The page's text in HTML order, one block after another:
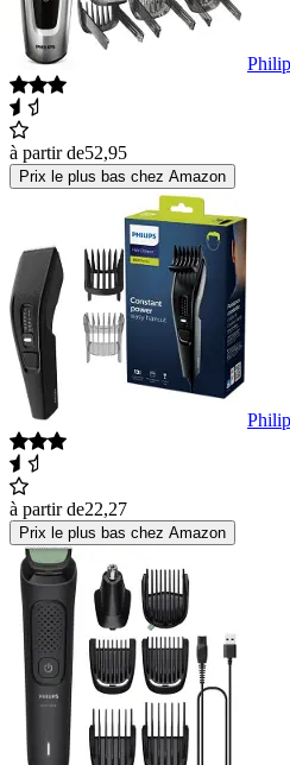
à partir de52,95
Prix le plus bas chez Amazon
à partir de22,27
Prix le plus bas chez Amazon